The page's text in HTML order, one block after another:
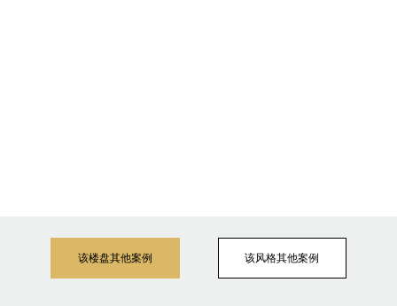
该楼盘其他案例 该风格其他案例